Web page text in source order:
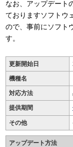
なお、アップデート
ておりますソフトウ
ので、事前にソフト
す。
更新開始日
機種名
対応方法
提供期間
その他
アップデート方法